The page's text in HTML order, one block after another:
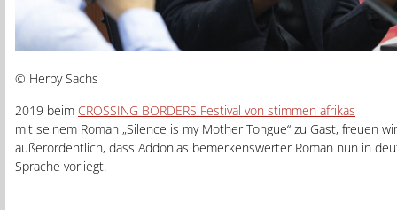
© Herby Sachs
2019 beim CROSSING BORDERS Festival von stimmen afrikas
mit seinem Roman „Silence is my Mother Tongue“ zu Gast, freuen
außerordentlich, dass Addonias bemerkenswerter Roman nun in
Sprache vorliegt.